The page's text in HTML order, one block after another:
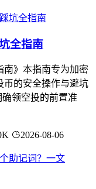
全指南
南》本指南专为加密
币的安全操作与避坑
领空投的前置准
2026-08-06